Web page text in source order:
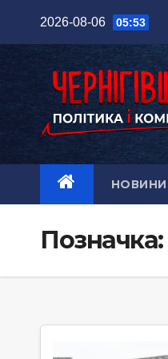
2026-08-06 05:53
НОВИНИ
Позначка: